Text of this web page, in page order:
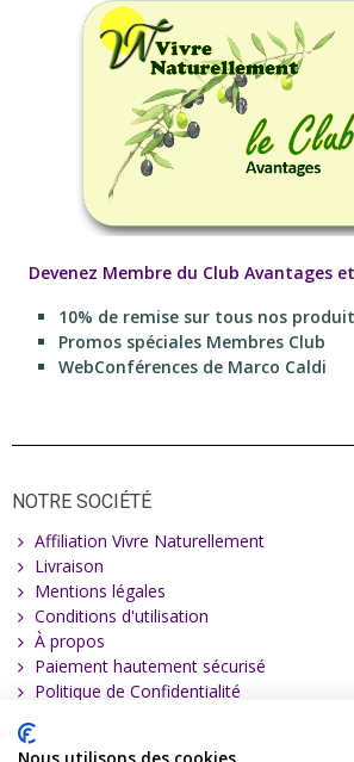
Devenez Membre du Club Avantages
10% de remise sur tous nos
Promos spéciales Membres Club
WebConférences de Marco Caldi
NOTRE SOCIÉTÉ
Affiliation Vivre Naturellement
Livraison
Mentions légales
Conditions d'utilisation
À propos
Paiement hautement sécurisé
Politique de Confidentialité